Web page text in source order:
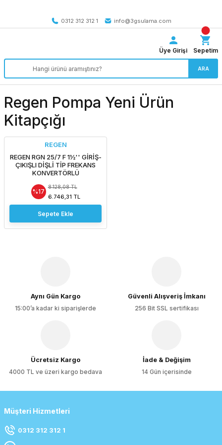
0312 312 312 1
info@3gsulama.com
ARA
Üye Girişi Sepetim
Regen Pompa Yeni Ürün
Kitapçığı
REGEN
REGEN RGN 25/7 F 1½'' GİRİŞ-
ÇIKIŞLI DİŞLİ TİP FREKANS
KONVERTÖRLÜ
%17
8.128,08 TL
6.746,31 TL
Sepete Ekle
Aynı Gün Kargo
15:00’a kadar ki siparişlerde
Güvenli Alışveriş İmkanı
256 Bit SSL sertifikası
Ücretsiz Kargo
4000 TL ve üzeri kargo bedava
İade & Değişim
14 Gün içerisinde
Müşteri Hizmetleri
0312 312 312 1